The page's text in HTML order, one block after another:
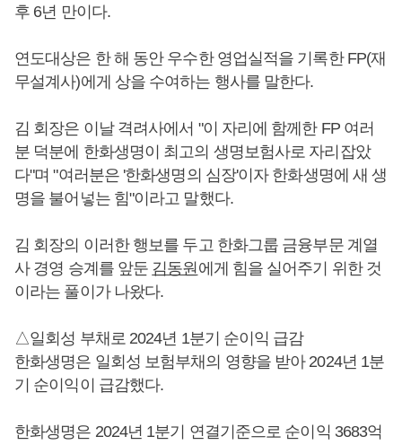
후 6년 만이다.
연도대상은 한 해 동안 우수한 영업실적을 기록한 FP(재
무설계사)에게 상을 수여하는 행사를 말한다.
김 회장은 이날 격려사에서 "이 자리에 함께한 FP 여러
분 덕분에 한화생명이 최고의 생명보험사로 자리잡았
다"며 "여러분은 '한화생명의 심장'이자 한화생명에 새 생
명을 불어넣는 힘"이라고 말했다.
김 회장의 이러한 행보를 두고 한화그룹 금융부문 계열
사 경영 승계를 앞둔 김동원 에게 힘을 실어주기 위한 것
이라는 풀이가 나왔다.
△일회성 부채로 2024년 1분기 순이익 급감
한화생명은 일회성 보험부채의 영향을 받아 2024년 1분
기 순이익이 급감했다.
한화생명은 2024년 1분기 연결기준으로 순이익 3683억